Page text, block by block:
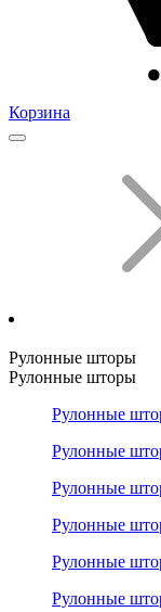
Корзина
Рулонные шторы
Рулонные шторы
Рулонные
Рулонные
Рулонные
Рулонные
Рулонные
Рулонные